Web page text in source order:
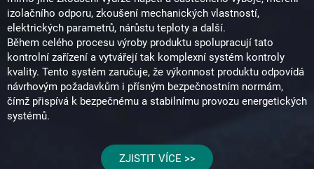
izolačního odporu, zkoušení mechanických vlastností,
elektrických parametrů, nárůstu teploty a další.
Během celého procesu výroby produktu spolupracují tato
kontrolní zařízení a vytvářejí tak komplexní systém kontroly
kvality. Tento systém zaručuje, že výkonnost produktu odpovídá
návrhovým požadavkům i přísným bezpečnostním normám,
čímž přispívá k bezpečnému a stabilnímu provozu energetických
systémů.
ZJISTIT VÍCE >>